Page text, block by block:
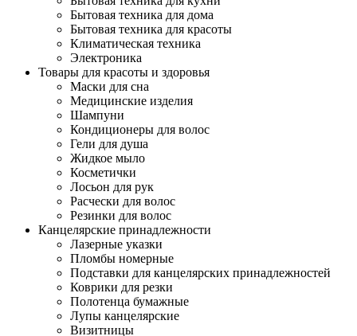
Бытовая техника для дома
Бытовая техника для красоты
Климатическая техника
Электроника
Товары для красоты и здоровья
Маски для сна
Медицинские изделия
Шампуни
Кондиционеры для волос
Гели для душа
Жидкое мыло
Косметички
Лосьон для рук
Расчески для волос
Резинки для волос
Канцелярские принадлежности
Лазерные указки
Пломбы номерные
Подставки для канцелярских принадлежностей
Коврики для резки
Полотенца бумажные
Лупы канцелярские
Визитницы